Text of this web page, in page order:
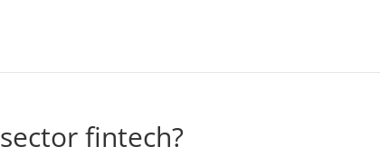
fintech?